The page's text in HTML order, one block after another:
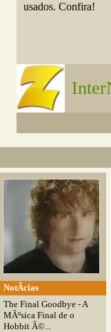
usados. Confira!
NotÃ­cias
The Final Goodbye - A
MÃºsica Final de o
Hobbit Ã©...